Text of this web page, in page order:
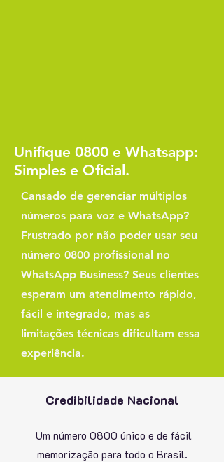
Unifique 0800 e Whatsapp:
Simples e Oficial.
​Cansado de gerenciar múltiplos
números para voz e WhatsApp?
Frustrado por não poder usar seu
número 0800 profissional no
WhatsApp Business? Seus clientes
esperam um atendimento rápido,
fácil e integrado, mas as
limitações técnicas dificultam essa
experiência.
Credibilidade Nacional
Um número 0800 único e de fácil
memorização para todo o Brasil.